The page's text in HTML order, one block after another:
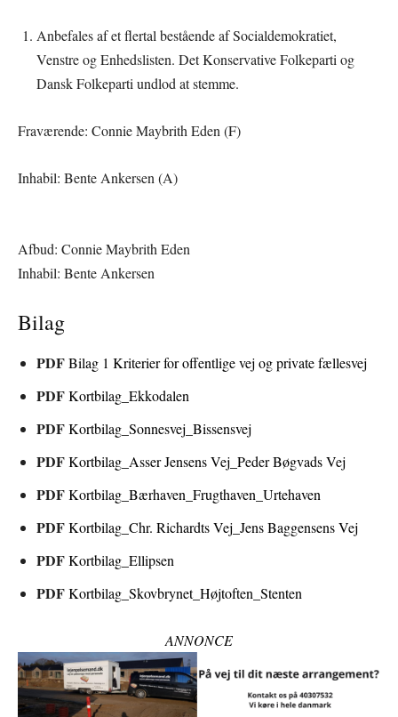
Anbefales af et flertal bestående af Socialdemokratiet,
Venstre og Enhedslisten. Det Konservative Folkeparti og
Dansk Folkeparti undlod at stemme.
Fraværende: Connie Maybrith Eden (F)
Inhabil: Bente Ankersen (A)
Afbud: Connie Maybrith Eden
Inhabil: Bente Ankersen
Bilag
PDFBilag 1 Kriterier for offentlige vej og private fællesvej
PDFKortbilag_Ekkodalen
PDFKortbilag_Sonnesvej_Bissensvej
PDFKortbilag_Asser Jensens Vej_Peder Bøgvads Vej
PDFKortbilag_Bærhaven_Frugthaven_Urtehaven
PDFKortbilag_Chr. Richardts Vej_Jens Baggensens Vej
PDFKortbilag_Ellipsen
PDFKortbilag_Skovbrynet_Højtoften_Stenten
ANNONCE